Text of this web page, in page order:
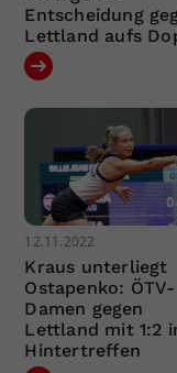
Entscheidung
Lettland aufs
12.11.2022
Kraus unterliegt
Ostapenko: ÖTV-
Damen gegen
Lettland mit 1:2
Hintertreffen